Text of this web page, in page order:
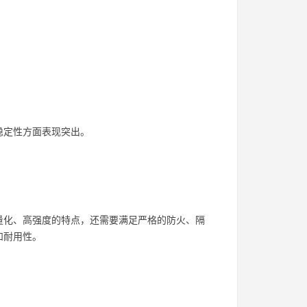
性方面表现突出。
、高强度的特点，还需要满足严格的防火、隔
用性。